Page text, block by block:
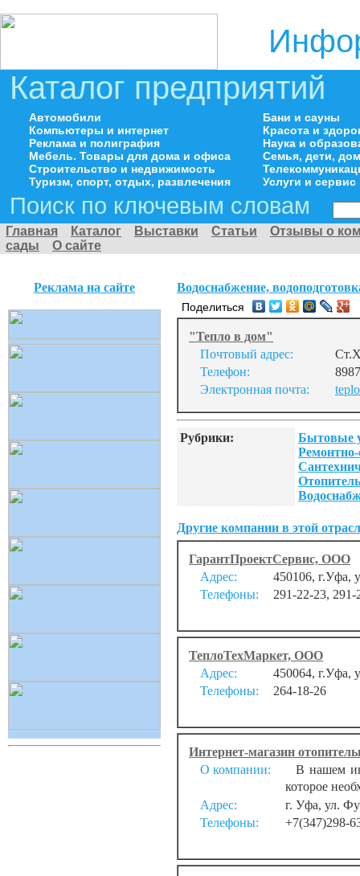
Каталог предприятий
Автомобили
Компьютеры и интернет
Реклама и полиграфия
Мебель. Товары для дома и офиса
Строительство и недвижимость
Туризм, спорт, отдых, развлечения
Бани и сауны
Красота и
Наука и
Семья, дети,
Услуги и сервис
Поиск по ключевым словам
Главная Каталог Выставки Статьи
Отзывы о
сады
О сайте
Реклама на сайте Водоснабжение,
Поделиться
"Тепло в дом"
Почтовый адрес:
Телефон:
Электронная почта:
Рубрики:
Бытовые
Другие компании в этой
ГарантПроектСервис, ООО
Адрес:
450106, г.Уфа,
Телефоны:
291-22-23, 291-
ТеплоТехМаркет, ООО
Адрес:
450064, г.Уфа,
Телефоны:
264-18-26
Интернет-магазин
О компании:
В нашем
которое
Адрес:
г. Уфа, ул.
Телефоны:
+7(347)298-